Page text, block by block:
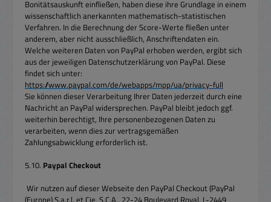
Bonitätsauskunft einfließen, haben diese ihre Grundlage in einem
wissenschaftlich anerkannten mathematisch-statistischen
Verfahren. In die Berechnung der Score-Werte fließen unter
anderem, aber nicht ausschließlich, Anschriftendaten ein.
Welche weiteren Daten von PayPal erhoben werden, ergibt sich
aus der jeweiligen Datenschutzerklärung von PayPal. Diese
findet sich unter:
https://www.paypal.com/de/webapps/mpp/ua/privacy-full
Sie können dieser Verarbeitung Ihrer Daten jederzeit durch eine
Nachricht an PayPal widersprechen. PayPal bleibt jedoch ggf.
weiterhin berechtigt, Ihre personenbezogenen Daten zu
verarbeiten, wenn dies zur vertragsgemäßen
Zahlungsabwicklung erforderlich ist.
5.10. Paypal Checkout
Wir nutzen auf dieser Webseite den PayPal Checkout (PayPal
(Europe) S.a.r.l. et Cie, S.C.A., 22-24 Boulevard Royal, L-2449